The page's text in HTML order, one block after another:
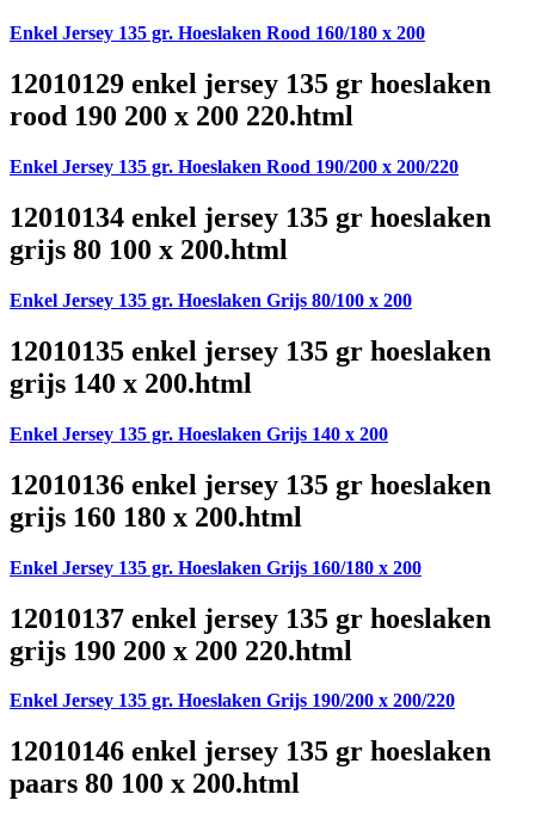
Enkel Jersey 135 gr. Hoeslaken Rood 160/180 x 200
12010129 enkel jersey 135 gr hoeslaken
rood 190 200 x 200 220.html
Enkel Jersey 135 gr. Hoeslaken Rood 190/200 x 200/220
12010134 enkel jersey 135 gr hoeslaken
grijs 80 100 x 200.html
Enkel Jersey 135 gr. Hoeslaken Grijs 80/100 x 200
12010135 enkel jersey 135 gr hoeslaken
grijs 140 x 200.html
Enkel Jersey 135 gr. Hoeslaken Grijs 140 x 200
12010136 enkel jersey 135 gr hoeslaken
grijs 160 180 x 200.html
Enkel Jersey 135 gr. Hoeslaken Grijs 160/180 x 200
12010137 enkel jersey 135 gr hoeslaken
grijs 190 200 x 200 220.html
Enkel Jersey 135 gr. Hoeslaken Grijs 190/200 x 200/220
12010146 enkel jersey 135 gr hoeslaken
paars 80 100 x 200.html